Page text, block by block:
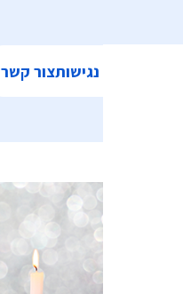
הצהרת נגישותצור קשר